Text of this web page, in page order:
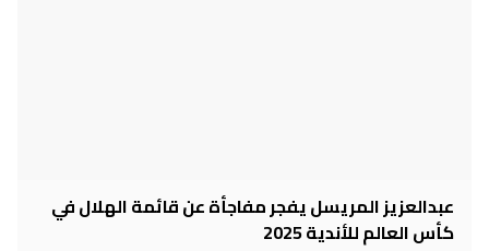
عبدالعزيز المريسل يفجر مفاجأة عن قائمة الهلال في
كأس العالم للأندية 2025